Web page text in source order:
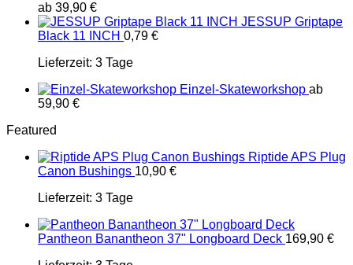
ab 39,90 €
JESSUP Griptape
Black 11 INCH 0,79 €
Lieferzeit: 3 Tage
Einzel-Skateworkshop ab
59,90 €
Featured
Riptide APS Plug
Canon Bushings 10,90 €
Lieferzeit: 3 Tage
Pantheon Banantheon 37" Longboard Deck 169,90 €